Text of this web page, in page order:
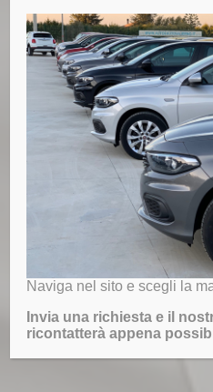
Naviga nel sito e scegli la
Invia una richiesta e il
ricontatterà appena